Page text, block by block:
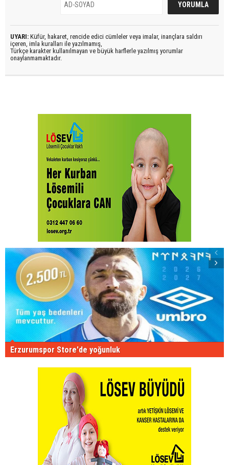
UYARI: Küfür, hakaret, rencide edici cümleler veya imalar, inançlara saldırı
içeren, imla kuralları ile yazılmamış,
Türkçe karakter kullanılmayan ve büyük harflerle yazılmış yorumlar
onaylanmamaktadır.
Erzurumspor Store'de yoğunluk